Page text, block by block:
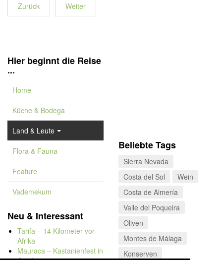
Zurück Weiter
Hier beginnt die Reise
...
Home
Küche & Bodega
Land & Leute
Flora & Fauna
Feature
Vademekum
Neu & Interessant
Tarifa – 14 Kilometer vor
Afrika
Mauraca – Kastanienfest in
Beliebte Tags
Sierra Nevada
Costa del Sol
Wein
Costa de Almería
Valle del Poqueira
Oliven
Montes de Málaga
Konserven